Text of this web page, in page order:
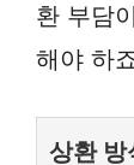
환 부담
해야 하
상환 방